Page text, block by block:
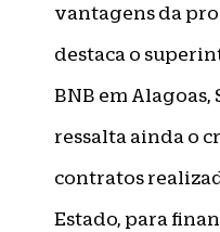
vantagens da
destaca o
BNB em Alagoas,
ressalta ainda o
contratos
Estado, para